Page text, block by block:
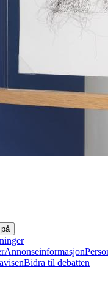
Annonseinformasjon
Bidra til debatten